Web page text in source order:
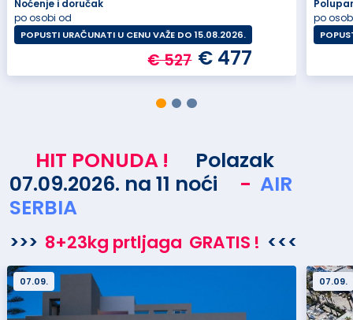
Noćenje i doručak
po osobi od
POPUSTI URAČUNATI U CENU VAŽE DO 15.08.2026.
€ 527 € 477
po
HIT PONUDA !
Polazak
07.09.2026. na 11 noći
- AIR
SERBIA
>>> 8+23kg prtljaga GRATIS ! <<<
07.09. 07.09.